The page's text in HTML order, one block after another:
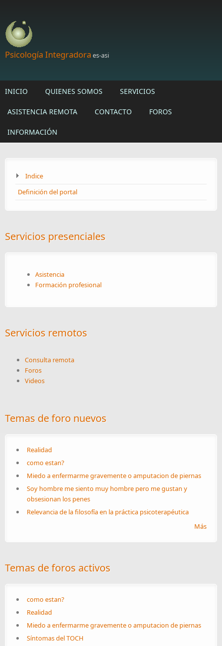
Psicología Integradora es-asi
INICIO QUIENES SOMOS SERVICIOS
ASISTENCIA REMOTA CONTACTO FOROS
INFORMACIÓN
Indice
Definición del portal
Servicios presenciales
Asistencia
Formación profesional
Servicios remotos
Consulta remota
Foros
Videos
Temas de foro nuevos
Realidad
como estan?
Miedo a enfermarme gravemente o amputacion de piernas
Soy hombre me siento muy hombre pero me gustan y
obsesionan los penes
Relevancia de la filosofía en la práctica psicoterapéutica
Más
Temas de foros activos
como estan?
Realidad
Miedo a enfermarme gravemente o amputacion de piernas
Síntomas del TOCH